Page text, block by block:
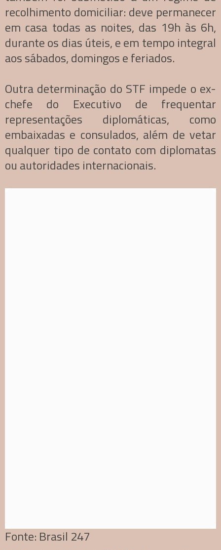
recolhimento domiciliar: deve permanecer
em casa todas as noites, das 19h às 6h,
durante os dias úteis, e em tempo integral
aos sábados, domingos e feriados.
Outra determinação do STF impede o ex-
chefe do Executivo de frequentar
representações diplomáticas, como
embaixadas e consulados, além de vetar
qualquer tipo de contato com diplomatas
ou autoridades internacionais.
Fonte: Brasil 247